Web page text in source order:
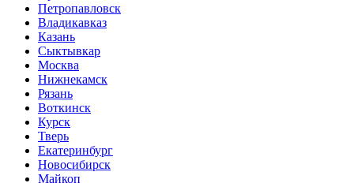
Петропавловск
Владикавказ
Казань
Сыктывкар
Москва
Нижнекамск
Рязань
Воткинск
Курск
Тверь
Екатеринбург
Новосибирск
Майкоп